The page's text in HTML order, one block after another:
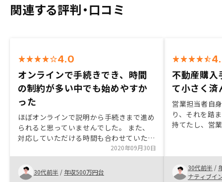
関連する評判・口コミ
4.0
オンラインで手続きでき、時間
の制約が多い中でも始めやすか
った
ほぼオンラインで説明から手続きまで進め
られると思っていませんでした。 また、
対応していただける時間も合わせていただ
き、 時間の制約が多い中でもはじめやす
かったです。 正直なところ初めは話だけ
聞くつもりでしたが、 担当の方といろい
ろな話をしながら、 不動産投資のメリッ
2020年09月30日
30代前半 / 年収500万円台
不動産購入
て小さく済
営業担当者自
り、それを踏
持てたし、営
べてリスクを
るので、不動
組みやすかっ
30代前半 /
ナティブイ